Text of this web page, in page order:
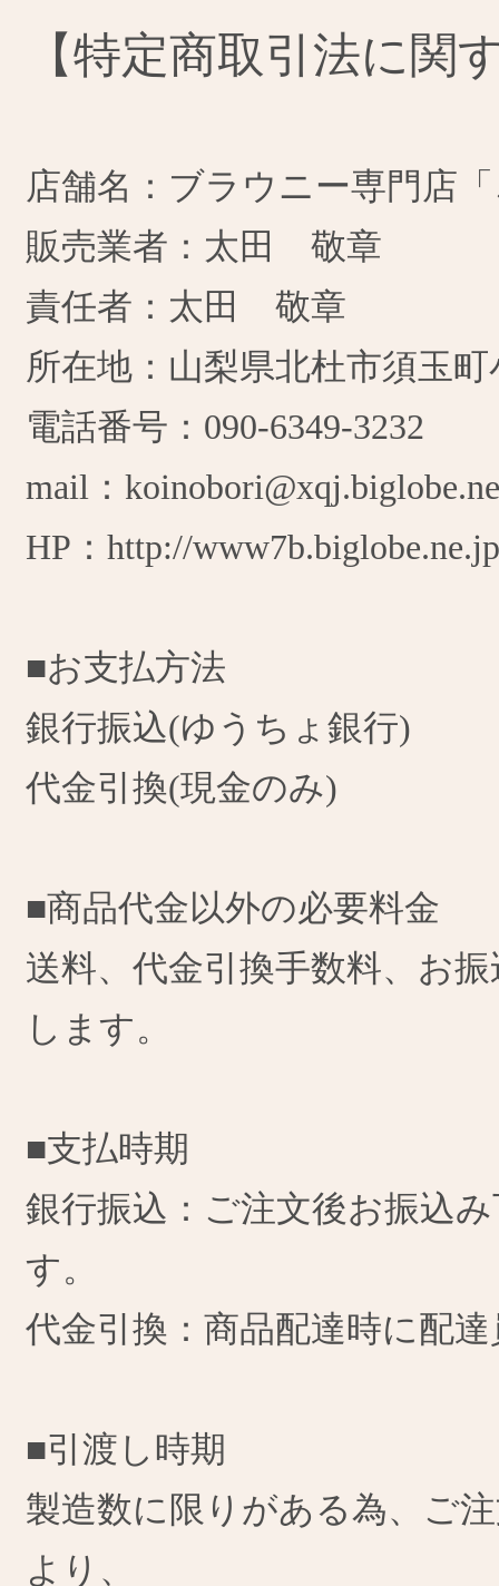
【特定商取引法に関
店舗名：ブラウニー専門店
販売業者：太田 敬章
責任者：太田 敬章
所在地：山梨県北杜市須玉町
電話番号：090-6349-3232
mail：
HP：http://
■お支払方法
銀行振込(ゆうちょ銀行)
代金引換(現金のみ)
■商品代金以外の必要料金
送料、代金引換手数料、お
します。
■支払時期
銀行振込：ご注文後お振込
す。
代金引換：商品配達時に配
■引渡し時期
製造数に限りがある為、ご
より、